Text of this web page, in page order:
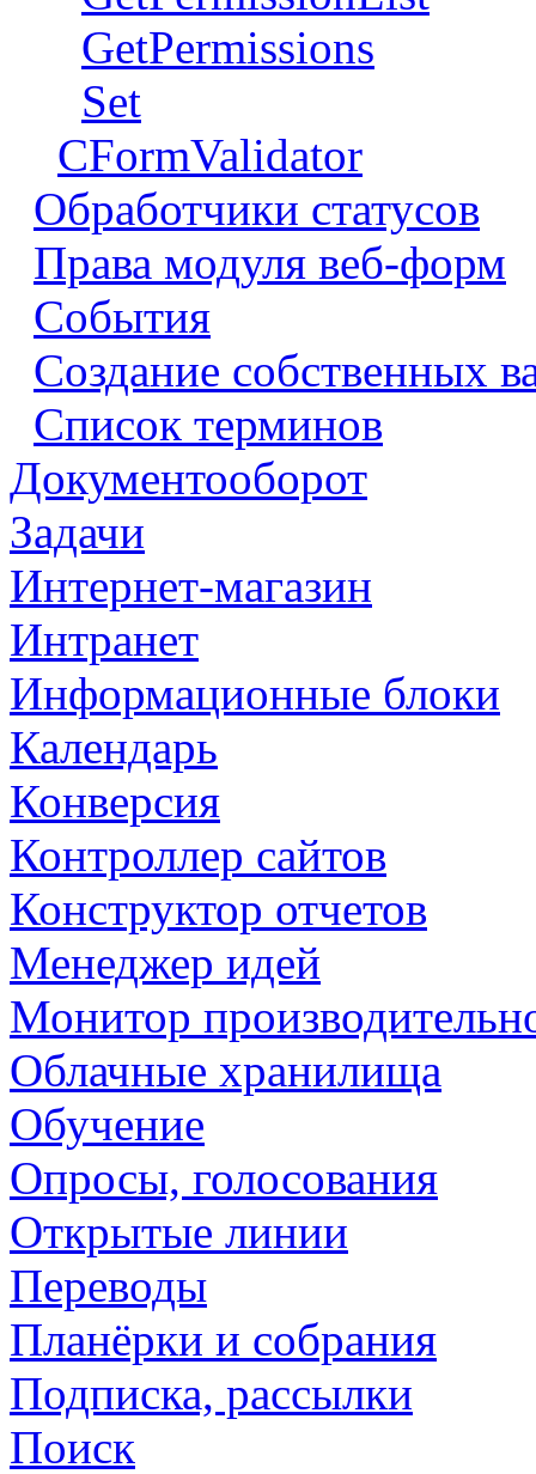
GetPermissions
Set
CFormValidator
Обработчики статусов
Права модуля веб-форм
События
Создание собственных
Список терминов
Документооборот
Задачи
Интернет-магазин
Интранет
Информационные блоки
Календарь
Конверсия
Контроллер сайтов
Конструктор отчетов
Менеджер идей
Монитор
Облачные хранилища
Обучение
Опросы, голосования
Открытые линии
Переводы
Планёрки и собрания
Подписка, рассылки
Поиск